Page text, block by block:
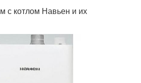
с котлом Навьен и их